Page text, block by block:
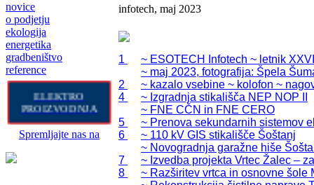
novice
o podjetju
ekologija
energetika
gradbeništvo
reference
ELEKTRO
PROIZVODNJA
Spremljajte nas na
infotech, maj 2023
1 	~ ESOTECH Infotech ~ letnik XXVI
2 	~ kazalo vsebine ~ kolofon ~ nagovor vodstva
4 	~ Izgradnja stikališča NEP NOP II
5 	~ Prenova sekundarnih sistemov elektrarn HE Dravograd, HE Vuzenica in HE Mariborski otok
6 	~ 110 kV GIS stikališče Šoštanj
7 	~ Izvedba projekta Vrtec Žalec – zahod
8 	~ Razširitev vrtca in osnovne šole Mozirje